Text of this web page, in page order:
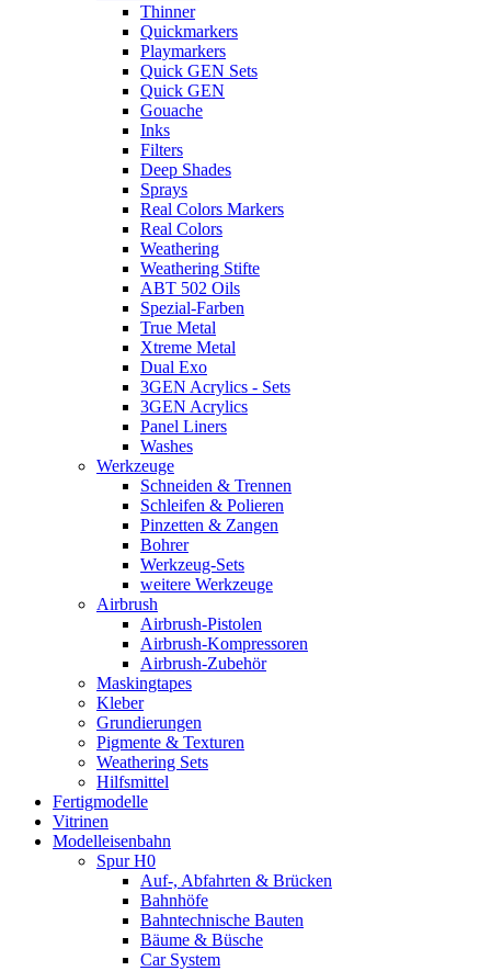
Thinner
Quickmarkers
Playmarkers
Quick GEN Sets
Quick GEN
Gouache
Inks
Filters
Deep Shades
Sprays
Real Colors Markers
Real Colors
Weathering
Weathering Stifte
ABT 502 Oils
Spezial-Farben
True Metal
Xtreme Metal
Dual Exo
3GEN Acrylics - Sets
3GEN Acrylics
Panel Liners
Washes
Werkzeuge
Schneiden & Trennen
Schleifen & Polieren
Pinzetten & Zangen
Bohrer
Werkzeug-Sets
weitere Werkzeuge
Airbrush
Airbrush-Pistolen
Airbrush-Kompressoren
Airbrush-Zubehör
Maskingtapes
Kleber
Grundierungen
Pigmente & Texturen
Weathering Sets
Hilfsmittel
Fertigmodelle
Vitrinen
Modelleisenbahn
Spur H0
Auf-, Abfahrten & Brücken
Bahnhöfe
Bahntechnische Bauten
Bäume & Büsche
Car System